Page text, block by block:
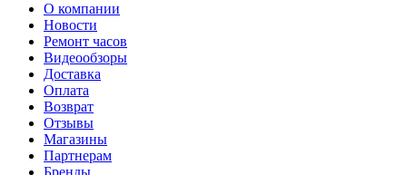
О компании
Новости
Ремонт часов
Видеообзоры
Доставка
Оплата
Возврат
Отзывы
Магазины
Партнерам
Бренды